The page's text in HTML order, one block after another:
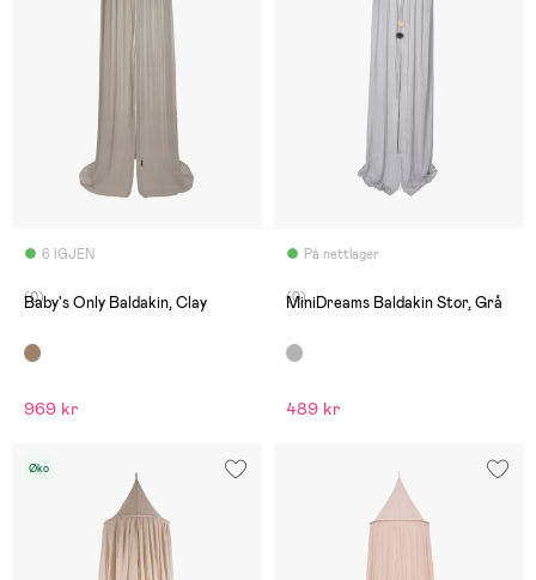
6 IGJEN
(0)
Baby's Only Baldakin, Clay
969 kr
På nettlager
(0)
MiniDreams Baldakin Stor, Grå
489 kr
Øko